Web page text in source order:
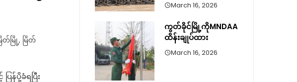
ြိတ်မြို့, မြိတ်
န်ပို့ခံရပြီး
March 16, 2026
ကွတ်ခိုင်မြို့ကိုMNDAA
ထိန်းချုပ်ထား
March 16, 2026